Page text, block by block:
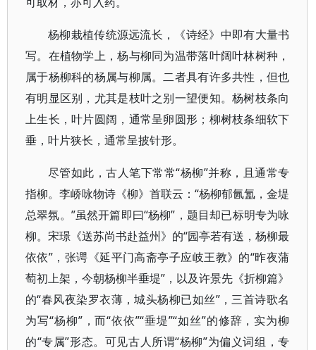
杨柳栽植传统源远流长，《诗经》中即有大量书
写。在植物学上，杨与柳同为温带落叶阔叶林树种，
属于杨柳科的杨属与柳属。二者具有许多共性，但也
有明显区别，尤其是枝叶之别一望便知。杨树枝条向
上生长，叶片圆阔，通常呈卵圆形；柳树枝条细软下
垂，叶片狭长，通常呈披针形。
尽管如此，古人笔下常常“杨柳”并称，且通常专
指柳。李峤咏物诗《柳》首联云：“杨柳郁氤氲，金堤
总翠氛。”虽然开篇即曰“杨柳”，题目却已标明专为咏
柳。宋璟《送苏尚书赴益州》的“园亭若有送，杨柳最
依依”，张谔《延平门高斋亭子应岐王教》的“昨夜蒲
萄初上架，今朝杨柳半垂堤”，以及许景先《折柳篇》
的“春风夜染罗衣薄，城头杨柳已如丝”，三首诗歌名
为写“杨柳”，而“依依”“垂堤”“如丝”的修辞，实为柳
的“专属”形态。可见古人所谓“杨柳”为偏义词组，专